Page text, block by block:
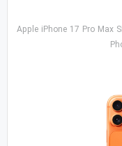
Apple iPhone 17 Pro Max